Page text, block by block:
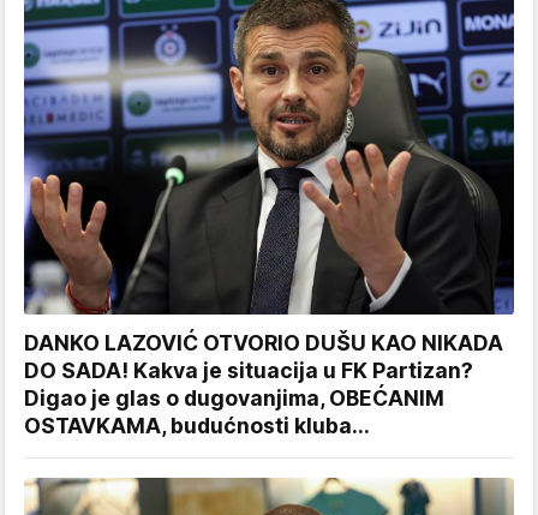
DANKO LAZOVIĆ OTVORIO DUŠU KAO NIKADA
DO SADA! Kakva je situacija u FK Partizan?
Digao je glas o dugovanjima, OBEĆANIM
OSTAVKAMA, budućnosti kluba...